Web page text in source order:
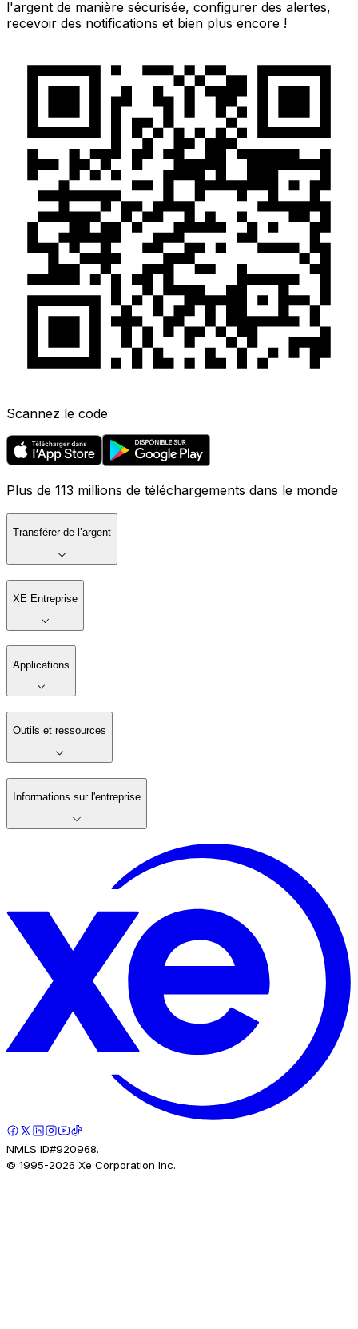
l'argent de manière sécurisée, configurer des alertes,
recevoir des notifications et bien plus encore !
Scannez le code
Plus de 113 millions de téléchargements dans le monde
Transférer de l’argent
XE Entreprise
Applications
Outils et ressources
Informations sur l'entreprise
NMLS ID#920968.
© 1995-2026 Xe Corporation Inc.